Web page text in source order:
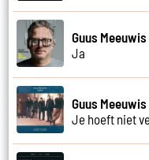
Guus Meeuwis
Ja
Guus
Je hoeft niet